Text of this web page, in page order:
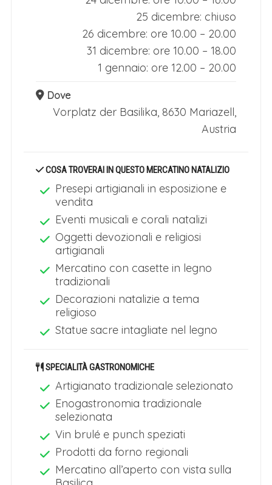
25 dicembre: chiuso
26 dicembre: ore 10.00 – 20.00
31 dicembre: ore 10.00 – 18.00
1 gennaio: ore 12.00 – 20.00
Dove
Vorplatz der Basilika, 8630 Mariazell,
Austria
COSA TROVERAI IN QUESTO MERCATINO NATALIZIO
Presepi artigianali in esposizione e
vendita
Eventi musicali e corali natalizi
Oggetti devozionali e religiosi
artigianali
Mercatino con casette in legno
tradizionali
Decorazioni natalizie a tema
religioso
Statue sacre intagliate nel legno
SPECIALITÀ GASTRONOMICHE
Artigianato tradizionale selezionato
Enogastronomia tradizionale
selezionata
Vin brulé e punch speziati
Prodotti da forno regionali
Mercatino all’aperto con vista sulla